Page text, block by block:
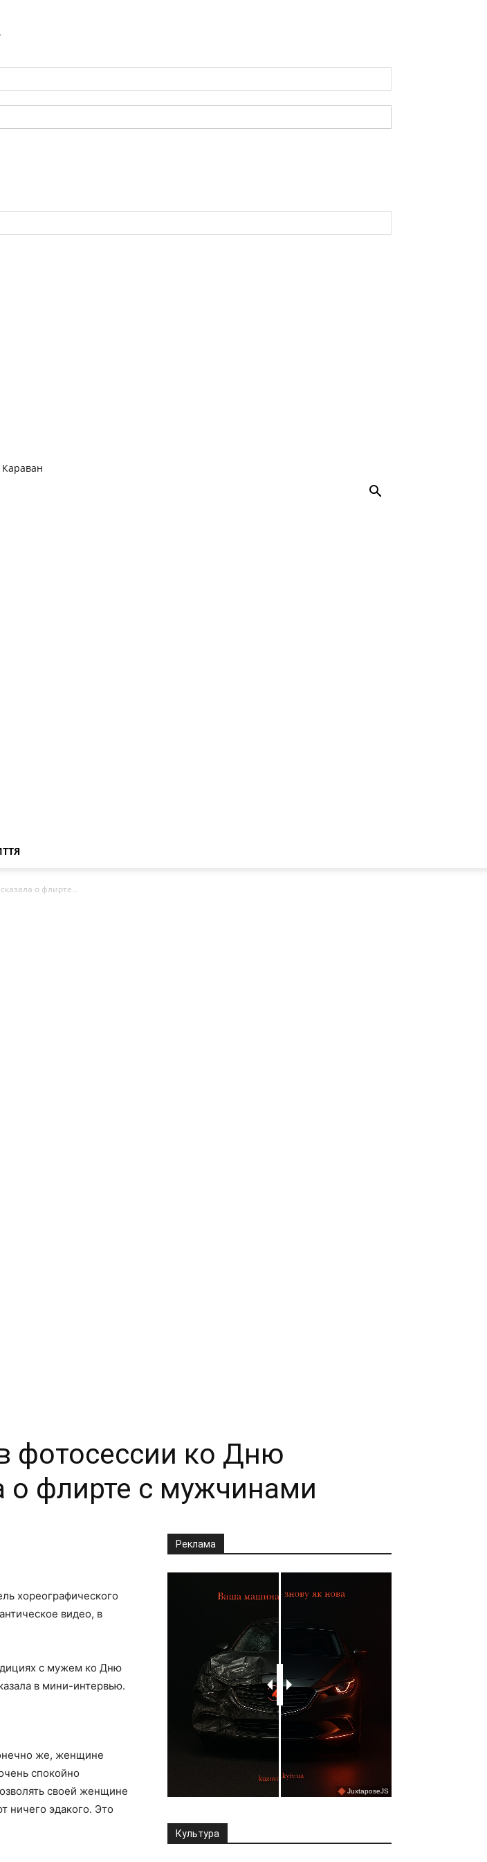
Караван
о флирте...
фотосессии ко Дню
о флирте с мужчинами
хореографического
видео, в
с мужем ко Дню
в мини-интервью.
же, женщине
спокойно
своей женщине
ничего эдакого. Это
Реклама
Культура